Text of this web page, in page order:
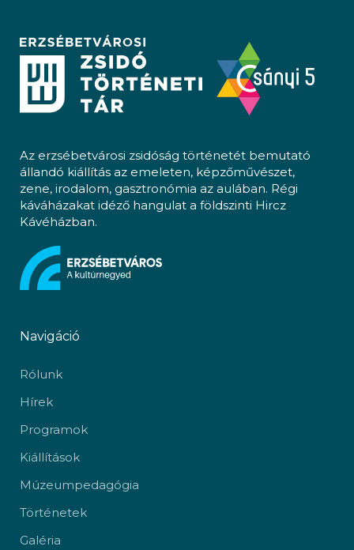
Az erzsébetvárosi zsidóság történetét bemutató
állandó kiállítás az emeleten, képzőművészet,
zene, irodalom, gasztronómia az aulában. Régi
káváházakat idéző hangulat a földszinti Hircz
Kávéházban.
Navigáció
Rólunk
Hírek
Programok
Kiállítások
Múzeumpedagógia
Történetek
Galéria